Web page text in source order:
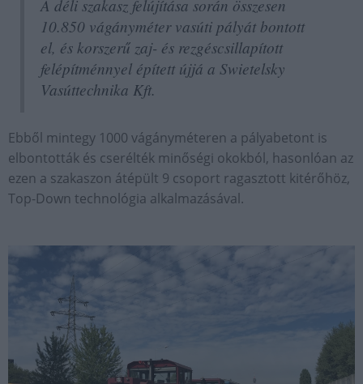
A déli szakasz felújítása során összesen
10.850 vágányméter vasúti pályát bontott
el, és korszerű zaj- és rezgéscsillapított
felépítménnyel épített újjá a Swietelsky
Vasúttechnika Kft.
Ebből mintegy 1000 vágányméteren a pályabetont is
elbontották és cserélték minőségi okokból, hasonlóan az
ezen a szakaszon átépült 9 csoport ragasztott kitérőhöz,
Top-Down technológia alkalmazásával.